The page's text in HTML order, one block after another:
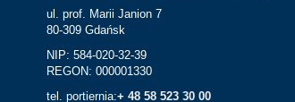
ul. prof. Marii Janion 7
80-309 Gdańsk
NIP: 584-020-32-39
REGON: 000001330
tel. portiernia:+ 48 58 523 30 00